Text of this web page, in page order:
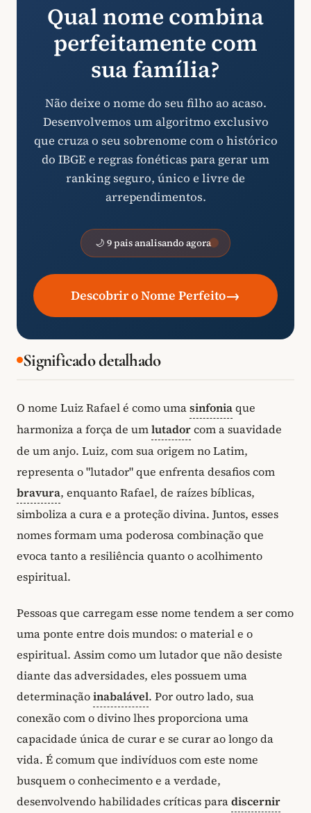
Qual nome combina
perfeitamente com
sua família?
Não deixe o nome do seu filho ao acaso.
Desenvolvemos um algoritmo exclusivo
que cruza o seu sobrenome com o histórico
do IBGE e regras fonéticas para gerar um
ranking seguro, único e livre de
arrependimentos.
🌙 9 pais analisando agora
Descobrir o Nome Perfeito→
Significado detalhado
O nome Luiz Rafael é como umasinfoniaque
harmoniza a força de umlutadorcom a suavidade
de um anjo. Luiz, com sua origem no Latim,
representa o "lutador" que enfrenta desafios com
bravura, enquanto Rafael, de raízes bíblicas,
simboliza a cura e a proteção divina. Juntos, esses
nomes formam uma poderosa combinação que
evoca tanto a resiliência quanto o acolhimento
espiritual.
Pessoas que carregam esse nome tendem a ser como
uma ponte entre dois mundos: o material e o
espiritual. Assim como um lutador que não desiste
diante das adversidades, eles possuem uma
determinaçãoinabalável. Por outro lado, sua
conexão com o divino lhes proporciona uma
capacidade única de curar e se curar ao longo da
vida. É comum que indivíduos com este nome
busquem o conhecimento e a verdade,
desenvolvendo habilidades críticas paradiscernir